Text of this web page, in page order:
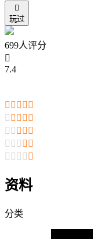

玩过
699人评分

7.4
    
    
    
    
    
资料
分类